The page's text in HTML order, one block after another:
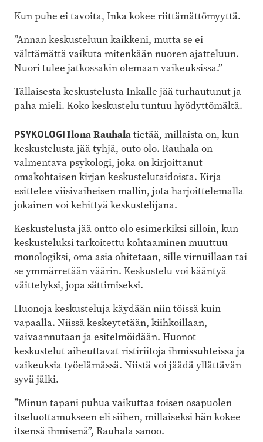
Kun puhe ei tavoita, Inka kokee riittämättömyyttä.
”Annan keskusteluun kaikkeni, mutta se ei
välttämättä vaikuta mitenkään nuoren ajatteluun.
Nuori tulee jatkossakin olemaan vaikeuksissa.”
Tällaisesta keskustelusta Inkalle jää turhautunut ja
paha mieli. Koko keskustelu tuntuu hyödyttömältä.
PSYKOLOGIIlona Rauhalatietää, millaista on, kun
keskustelusta jää tyhjä, outo olo. Rauhala on
valmentava psykologi, joka on kirjoittanut
omakohtaisen kirjan keskustelutaidoista. Kirja
esittelee viisivaiheisen mallin, jota harjoittelemalla
jokainen voi kehittyä keskustelijana.
Keskustelusta jää ontto olo esimerkiksi silloin, kun
keskusteluksi tarkoitettu kohtaaminen muuttuu
monologiksi, oma asia ohitetaan, sille virnuillaan tai
se ymmärretään väärin. Keskustelu voi kääntyä
väittelyksi, jopa sättimiseksi.
Huonoja keskusteluja käydään niin töissä kuin
vapaalla. Niissä keskeytetään, kiihkoillaan,
vaivaannutaan ja esitelmöidään. Huonot
keskustelut aiheuttavat ristiriitoja ihmissuhteissa ja
vaikeuksia työelämässä. Niistä voi jäädä yllättävän
syvä jälki.
”Minun tapani puhua vaikuttaa toisen osapuolen
itseluottamukseen eli siihen, millaiseksi hän kokee
itsensä ihmisenä”, Rauhala sanoo.